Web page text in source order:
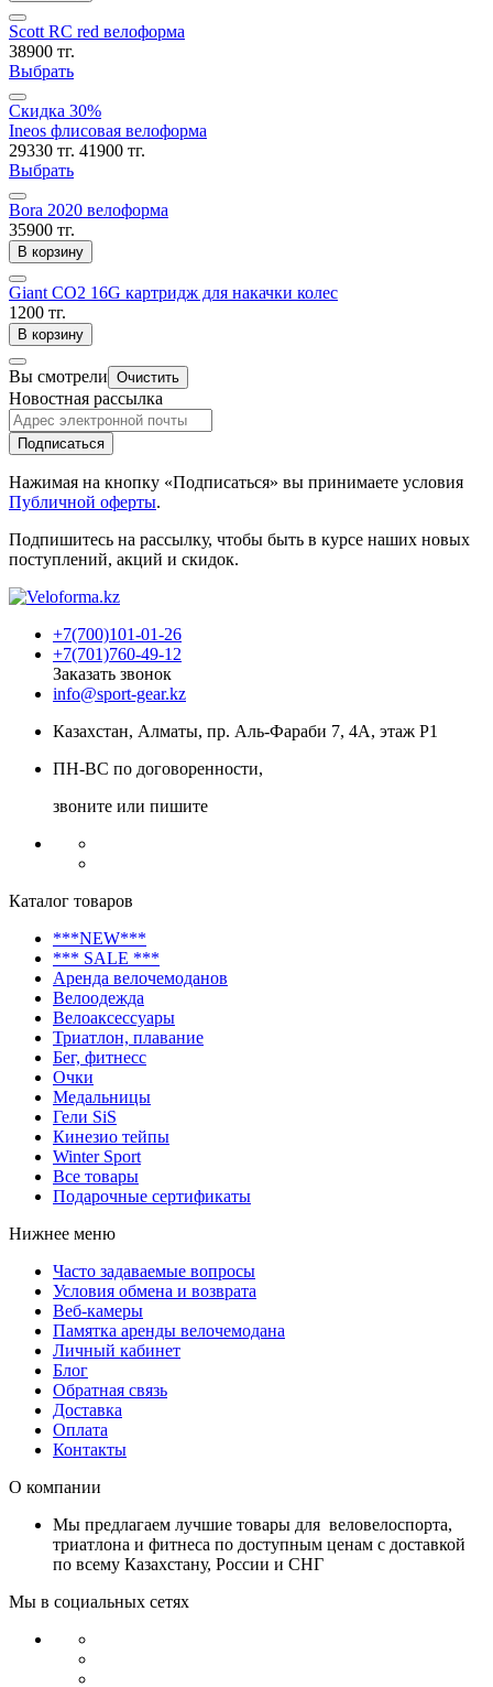
Scott RC red велоформа
38900 тг.
Выбрать
Скидка 30%
Ineos флисовая велоформа
29330 тг. 41900 тг.
Выбрать
Bora 2020 велоформа
35900 тг.
В корзину
Giant CO2 16G картридж для накачки колес
1200 тг.
В корзину
Вы смотрели Очистить
Новостная рассылка
Подписаться
Нажимая на кнопку «Подписаться» вы принимаете условия
Публичной оферты.
Подпишитесь на рассылку, чтобы быть в курсе наших новых
поступлений, акций и скидок.
+7(700)101-01-26
+7(701)760-49-12
Заказать звонок
info@sport-gear.kz
Казахстан, Алматы, пр. Аль-Фараби 7, 4А, этаж Р1
ПН-ВС по договоренности,
звоните или пишите
Каталог товаров
***NEW***
*** SALE ***
Аренда велочемоданов
Велоодежда
Велоаксессуары
Триатлон, плавание
Бег, фитнесс
Очки
Медальницы
Гели SiS
Кинезио тейпы
Winter Sport
Все товары
Подарочные сертификаты
Нижнее меню
Часто задаваемые вопросы
Условия обмена и возврата
Веб-камеры
Памятка аренды велочемодана
Личный кабинет
Блог
Обратная связь
Доставка
Оплата
Контакты
О компании
Мы предлагаем лучшие товары для веловелоспорта,
триатлона и фитнеса по доступным ценам с доставкой
по всему Казахстану, России и СНГ
Мы в социальных сетях